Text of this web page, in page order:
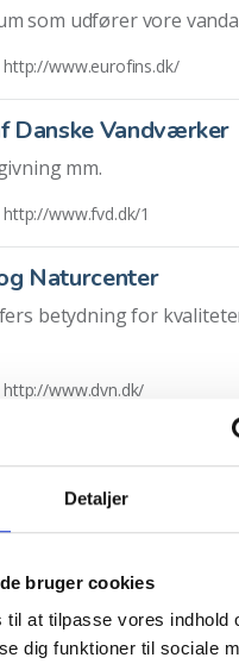
Detaljer
bruger cookies
til at tilpasse vores indhold
dig funktioner til sociale
som udfører vore
http://www.eurofins.dk/
Danske Vandværker
mm.
www.fvd.dk/1
Naturcenter
betydning for
www.dvn.dk/